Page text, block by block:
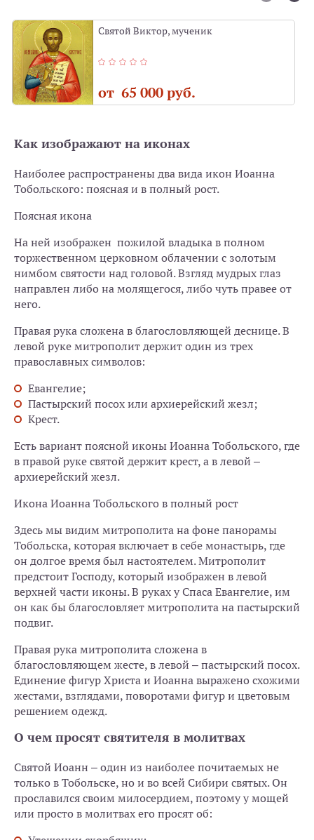
Святой Виктор, мученик
от 65 000 руб.
Как изображают на иконах
Наиболее распространены два вида икон Иоанна
Тобольского: поясная и в полный рост.
Поясная икона
На ней изображен пожилой владыка в полном
торжественном церковном облачении с золотым
нимбом святости над головой. Взгляд мудрых глаз
направлен либо на молящегося, либо чуть правее от
него.
Правая рука сложена в благословляющей деснице. В
левой руке митрополит держит один из трех
православных символов:
Евангелие;
Пастырский посох или архиерейский жезл;
Крест.
Есть вариант поясной иконы Иоанна Тобольского, где
в правой руке святой держит крест, а в левой –
архиерейский жезл.
Икона Иоанна Тобольского в полный рост
Здесь мы видим митрополита на фоне панорамы
Тобольска, которая включает в себе монастырь, где
он долгое время был настоятелем. Митрополит
предстоит Господу, который изображен в левой
верхней части иконы. В руках у Спаса Евангелие, им
он как бы благословляет митрополита на пастырский
подвиг.
Правая рука митрополита сложена в
благословляющем жесте, в левой – пастырский посох.
Единение фигур Христа и Иоанна выражено схожими
жестами, взглядами, поворотами фигур и цветовым
решением одежд.
О чем просят святителя в молитвах
Святой Иоанн – один из наиболее почитаемых не
только в Тобольске, но и во всей Сибири святых. Он
прославился своим милосердием, поэтому у мощей
или просто в молитвах его просят об: